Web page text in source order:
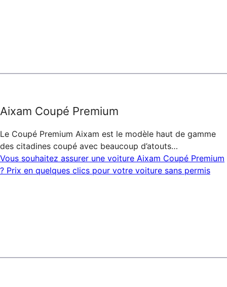
Aixam Coupé Premium
Le Coupé Premium Aixam est le modèle haut de gamme
des citadines coupé avec beaucoup d’atouts…
Vous souhaitez assurer une voiture Aixam Coupé Premium
? Prix en quelques clics pour votre voiture sans permis